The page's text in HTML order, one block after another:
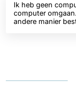
Ik heb geen
computer
andere manier